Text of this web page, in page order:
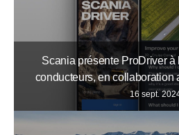
Scania présente ProDriver à
conducteurs, en collaboration
16 sept.